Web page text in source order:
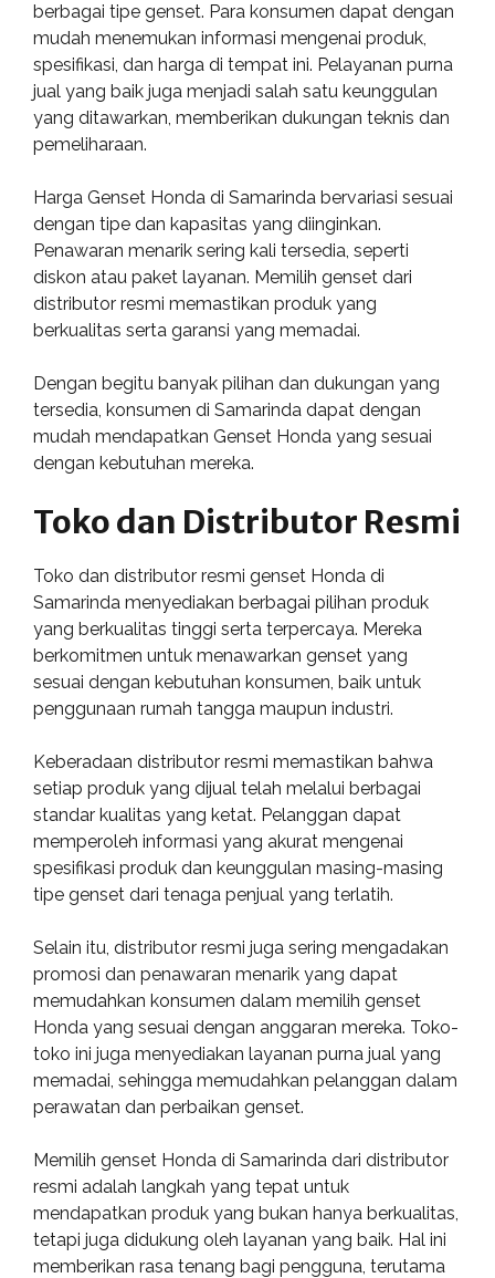
berbagai tipe genset. Para konsumen dapat dengan
mudah menemukan informasi mengenai produk,
spesifikasi, dan harga di tempat ini. Pelayanan purna
jual yang baik juga menjadi salah satu keunggulan
yang ditawarkan, memberikan dukungan teknis dan
pemeliharaan.
Harga Genset Honda di Samarinda bervariasi sesuai
dengan tipe dan kapasitas yang diinginkan.
Penawaran menarik sering kali tersedia, seperti
diskon atau paket layanan. Memilih genset dari
distributor resmi memastikan produk yang
berkualitas serta garansi yang memadai.
Dengan begitu banyak pilihan dan dukungan yang
tersedia, konsumen di Samarinda dapat dengan
mudah mendapatkan Genset Honda yang sesuai
dengan kebutuhan mereka.
Toko dan Distributor Resmi
Toko dan distributor resmi genset Honda di
Samarinda menyediakan berbagai pilihan produk
yang berkualitas tinggi serta terpercaya. Mereka
berkomitmen untuk menawarkan genset yang
sesuai dengan kebutuhan konsumen, baik untuk
penggunaan rumah tangga maupun industri.
Keberadaan distributor resmi memastikan bahwa
setiap produk yang dijual telah melalui berbagai
standar kualitas yang ketat. Pelanggan dapat
memperoleh informasi yang akurat mengenai
spesifikasi produk dan keunggulan masing-masing
tipe genset dari tenaga penjual yang terlatih.
Selain itu, distributor resmi juga sering mengadakan
promosi dan penawaran menarik yang dapat
memudahkan konsumen dalam memilih genset
Honda yang sesuai dengan anggaran mereka. Toko-
toko ini juga menyediakan layanan purna jual yang
memadai, sehingga memudahkan pelanggan dalam
perawatan dan perbaikan genset.
Memilih genset Honda di Samarinda dari distributor
resmi adalah langkah yang tepat untuk
mendapatkan produk yang bukan hanya berkualitas,
tetapi juga didukung oleh layanan yang baik. Hal ini
memberikan rasa tenang bagi pengguna, terutama